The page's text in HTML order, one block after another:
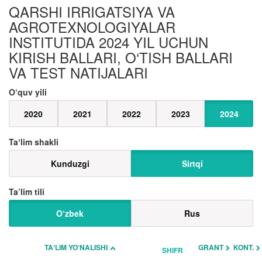
QARSHI IRRIGATSIYA VA
AGROTEXNOLOGIYALAR
INSTITUTIDA 2024 YIL UCHUN
KIRISH BALLARI, O‘TISH BALLARI
VA TEST NATIJALARI
O‘quv yili
2020
2021 2022 2023 2024
Taʼlim shakli
Kunduzgi
Sirtqi
Ta’lim tili
O‘zbek
Rus
TAʼLIM YO‘NALISHI SHIFR GRANT KONT.